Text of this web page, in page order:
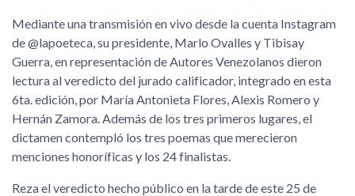
Mediante una transmisión en vivo desde la cuenta Instagram
de @lapoeteca, su presidente, Marlo Ovalles y Tibisay
Guerra, en representación de Autores Venezolanos dieron
lectura al veredicto del jurado calificador, integrado en esta
6ta. edición, por María Antonieta Flores, Alexis Romero y
Hernán Zamora. Además de los tres primeros lugares, el
dictamen contempló los tres poemas que merecieron
menciones honoríficas y los 24 finalistas.
Reza el veredicto hecho público en la tarde de este 25 de